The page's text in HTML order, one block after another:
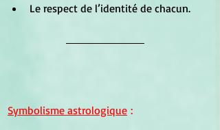
Le respect de l’identité de chacun.
Symbolisme astrologique :